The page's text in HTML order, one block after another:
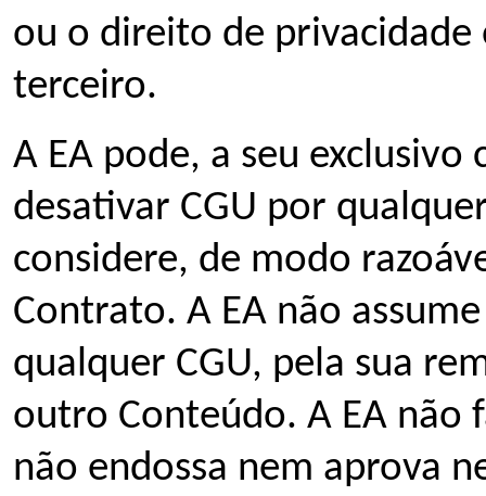
ou o direito de
terceiro.
A EA pode, a seu
desativar CGU por
considere, de modo
Contrato. A EA não
qualquer CGU, pela sua
outro Conteúdo. A EA não
não endossa nem aprova